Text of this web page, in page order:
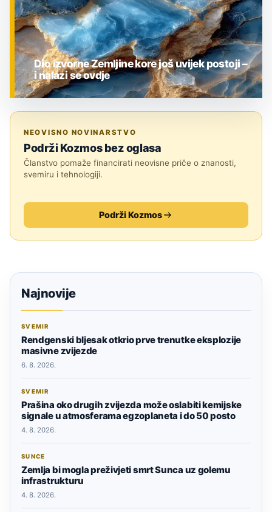
Dio izvorne Zemljine kore još uvijek postoji –
i nalazi se ovdje
NEOVISNO NOVINARSTVO
Podrži Kozmos bez oglasa
Članstvo pomaže financirati neovisne priče o znanosti,
svemiru i tehnologiji.
Podrži Kozmos
Najnovije
SVEMIR
Rendgenski bljesak otkrio prve trenutke eksplozije
masivne zvijezde
6. 8. 2026.
SVEMIR
Prašina oko drugih zvijezda može oslabiti kemijske
signale u atmosferama egzoplaneta i do 50 posto
4. 8. 2026.
SUNCE
Zemlja bi mogla preživjeti smrt Sunca uz golemu
infrastrukturu
4. 8. 2026.